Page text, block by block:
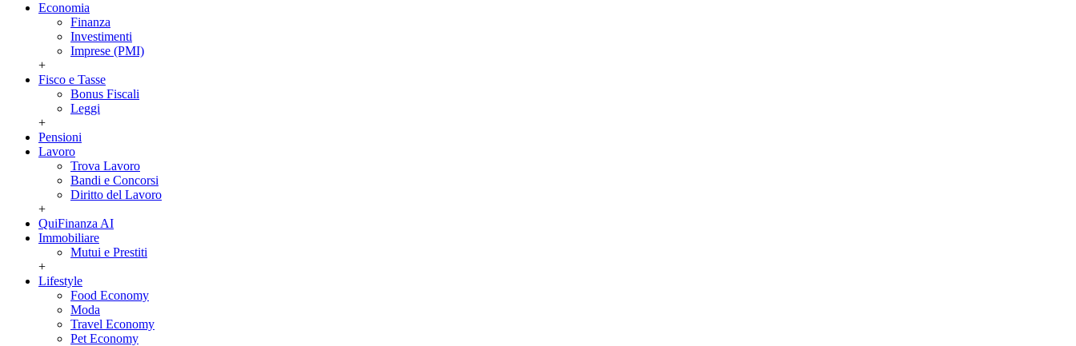
Economia
Finanza
Investimenti
Imprese (PMI)
+
Fisco e Tasse
Bonus Fiscali
Leggi
+
Pensioni
Lavoro
Trova Lavoro
Bandi e Concorsi
Diritto del Lavoro
+
QuiFinanza AI
Immobiliare
Mutui e Prestiti
+
Lifestyle
Food Economy
Moda
Travel Economy
Pet Economy